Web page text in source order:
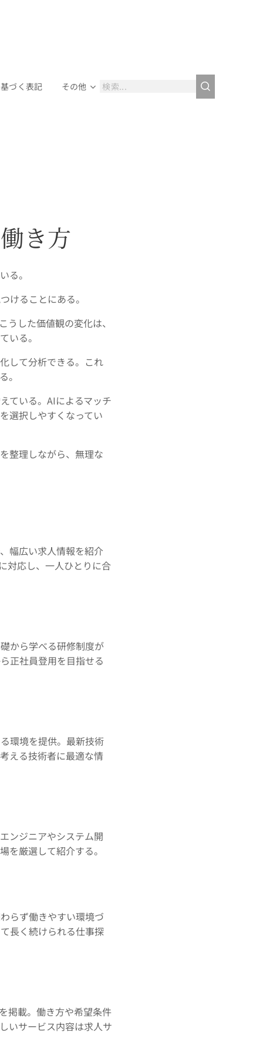
づく表記 その他
き方
る。
けることにある。
した価値観の変化は、
いる。
して分析できる。これ
。
ている。AIによるマッチ
選択しやすくなってい
整理しながら、無理な
幅広い求人情報を紹介
対応し、一人ひとりに合
から学べる研修制度が
正社員登用を目指せる
環境を提供。最新技術
える技術者に最適な情
ンジニアやシステム開
を厳選して紹介する。
らず働きやすい環境づ
長く続けられる仕事探
掲載。働き方や希望条件
いサービス内容は求人サ